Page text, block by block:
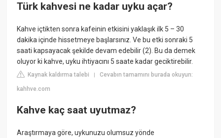
Türk kahvesi ne kadar uyku açar?
Kahve içtikten sonra kafeinin etkisini yaklaşık ilk 5 – 30
dakika içinde hissetmeye başlarsınız. Ve bu etki sonraki 5
saati kapsayacak şekilde devam edebilir (2). Bu da demek
oluyor ki kahve, uyku ihtiyacını 5 saate kadar geciktirebilir.
Kaynak kaldırma talebi |Cevabın tamamını burada okuyun:
kahhve.com
Kahve kaç saat uyutmaz?
Araştırmaya göre, uykunuzu olumsuz yönde